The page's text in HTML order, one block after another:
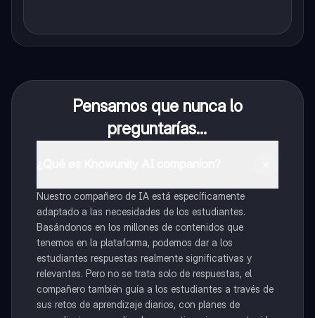
Pensamos que nunca lo
preguntarías...
Nuestro compañero de IA está específicamente
adaptado a las necesidades de los estudiantes.
Basándonos en los millones de contenidos que
tenemos en la plataforma, podemos dar a los
estudiantes respuestas realmente significativas y
relevantes. Pero no se trata solo de respuestas, el
compañero también guía a los estudiantes a través de
sus retos de aprendizaje diarios, con planes de